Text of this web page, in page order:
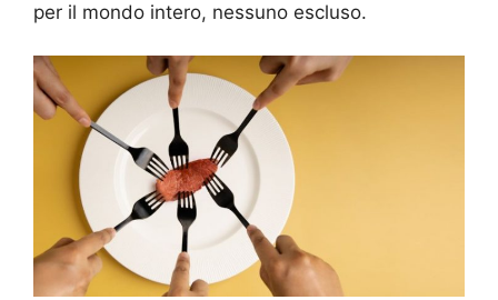
per il mondo intero, nessuno escluso.